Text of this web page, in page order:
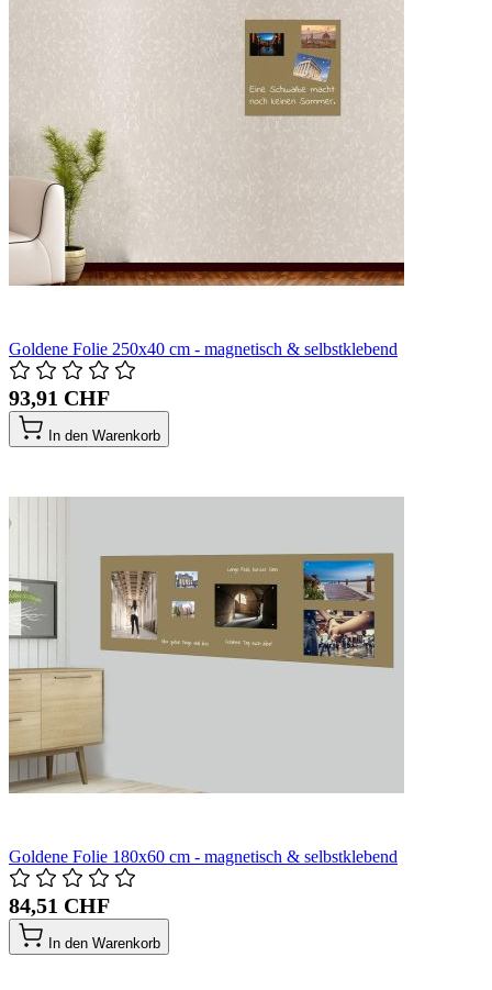
Goldene Folie 250x40 cm - magnetisch & selbstklebend
93,91 CHF
In den Warenkorb
Goldene Folie 180x60 cm - magnetisch & selbstklebend
84,51 CHF
In den Warenkorb